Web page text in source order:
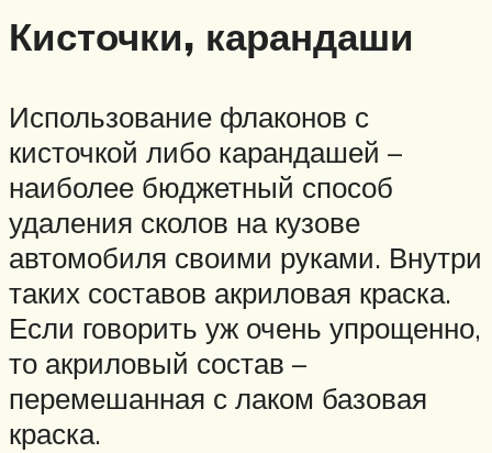
Кисточки, карандаши
Использование флаконов с
кисточкой либо карандашей –
наиболее бюджетный способ
удаления сколов на кузове
автомобиля своими руками. Внутри
таких составов акриловая краска.
Если говорить уж очень упрощенно,
то акриловый состав –
перемешанная с лаком базовая
краска.